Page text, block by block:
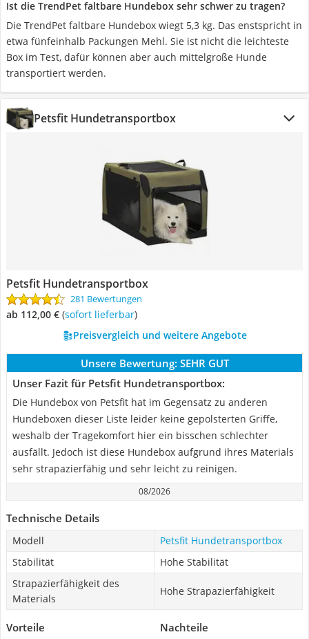
Ist die TrendPet faltbare Hundebox sehr schwer zu tragen?
Die TrendPet faltbare Hundebox wiegt 5,3 kg. Das enstspricht in
etwa fünfeinhalb Packungen Mehl. Sie ist nicht die leichteste
Box im Test, dafür können aber auch mittelgroße Hunde
transportiert werden.
Petsfit Hundetransportbox
Petsfit Hundetransportbox
281 Bewertungen
ab 112,00 € ( Sofort lieferbar)
Preisvergleich und weitere Angebote
Unsere Bewertung: SEHR GUT
Unser Fazit für Petsfit Hundetransportbox:
Die Hundebox von Petsfit hat im Gegensatz zu anderen
Hundeboxen dieser Liste leider keine gepolsterten Griffe,
weshalb der Tragekomfort hier ein bisschen schlechter
ausfällt. Jedoch ist diese Hundebox aufgrund ihres Materials
sehr strapazierfähig und sehr leicht zu reinigen.
08/2026
Technische Details
Modell
Petsfit Hundetransportbox
Stabilität
Hohe Stabilität
Strapazierfähigkeit des
Materials
Hohe Strapazierfähigkeit
Vorteile Nachteile